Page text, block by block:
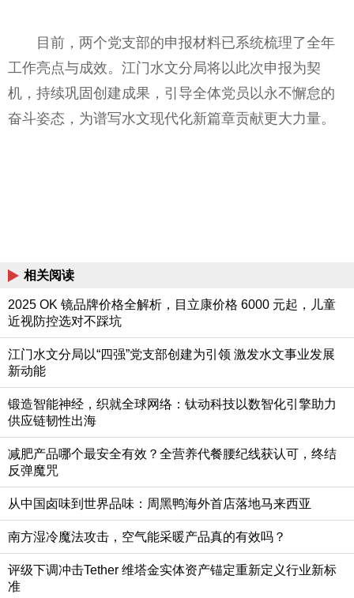
目前，两个党支部的申报材料已系统梳理了全年
工作亮点与成效。江门水文分局将以此次申报为契
机，持续巩固创建成果，引导全体党员以永不懈怠的
奋斗姿态，为谱写水文现代化新篇章贡献更大力量。
相关阅读
2025 OK 镜品牌价格全解析，目立康价格 6000 元起，儿童
近视防控选对不踩坑
江门水文分局以“四强”党支部创建为引领 激发水文事业发展
新动能
锻造智能神经，织就全球网络：钛动科技以数智化引擎助力
供应链韧性出海
减肥产品哪个最安全有效？全营养代餐腰纪线获认可，终结
反弹魔咒
从中国卤味到世界品味：周黑鸭海外首店落地马来西亚
南方湿冷魔法攻击，空气能采暖产品真的有效吗？
评级下调冲击Tether 维塔金实体资产锚定重新定义行业新标
准